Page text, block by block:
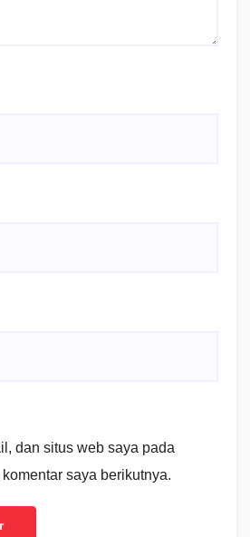
dan situs web saya pada
saya berikutnya.